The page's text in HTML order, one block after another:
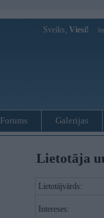
Sveiks, Viesi!
Forums Galerijas
Lietotāja
Lietotājvārds:
Intereses: